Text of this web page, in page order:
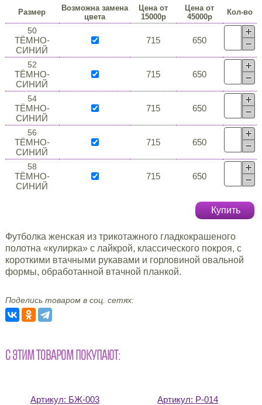
Размер
Возможна замена
цвета
Цена от
15000р
Цена от
45000р
Кол-во
50
ТЁМНО-
СИНИЙ
715 650
52
ТЁМНО-
СИНИЙ
715 650
54
ТЁМНО-
СИНИЙ
715 650
56
ТЁМНО-
СИНИЙ
715 650
58
ТЁМНО-
СИНИЙ
715 650
Купить
Футболка женская из трикотажного гладкокрашеного
полотна «кулирка» с лайкрой, классического покроя, с
короткими втачными рукавами и горловиной овальной
формы, обработанной втачной планкой.
Поделись товаром в соц. сетях:
С ЭТИМ ТОВАРОМ ПОКУПАЮТ:
Артикул: БЖ-003 Артикул: Р-014